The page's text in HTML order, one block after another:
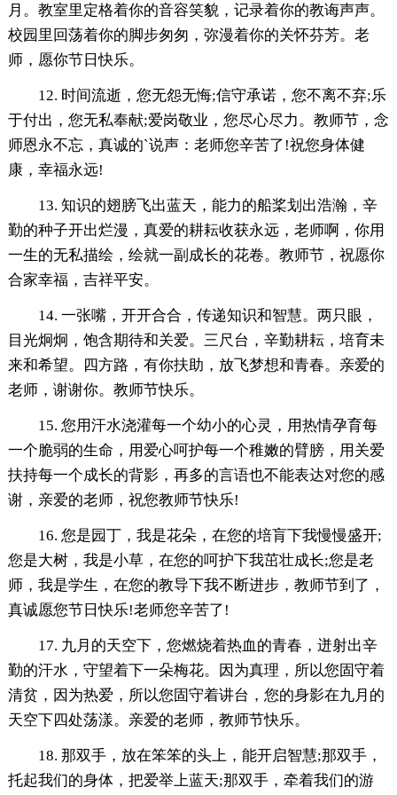
月。教室里定格着你的音容笑貌，记录着你的教诲声声。
校园里回荡着你的脚步匆匆，弥漫着你的关怀芬芳。老
师，愿你节日快乐。
12. 时间流逝，您无怨无悔;信守承诺，您不离不弃;乐
于付出，您无私奉献;爱岗敬业，您尽心尽力。教师节，念
师恩永不忘，真诚的`说声：老师您辛苦了!祝您身体健
康，幸福永远!
13. 知识的翅膀飞出蓝天，能力的船桨划出浩瀚，辛
勤的种子开出烂漫，真爱的耕耘收获永远，老师啊，你用
一生的无私描绘，绘就一副成长的花卷。教师节，祝愿你
合家幸福，吉祥平安。
14. 一张嘴，开开合合，传递知识和智慧。两只眼，
目光炯炯，饱含期待和关爱。三尺台，辛勤耕耘，培育未
来和希望。四方路，有你扶助，放飞梦想和青春。亲爱的
老师，谢谢你。教师节快乐。
15. 您用汗水浇灌每一个幼小的心灵，用热情孕育每
一个脆弱的生命，用爱心呵护每一个稚嫩的臂膀，用关爱
扶持每一个成长的背影，再多的言语也不能表达对您的感
谢，亲爱的老师，祝您教师节快乐!
16. 您是园丁，我是花朵，在您的培肓下我慢慢盛开;
您是大树，我是小草，在您的呵护下我茁壮成长;您是老
师，我是学生，在您的教导下我不断进步，教师节到了，
真诚愿您节日快乐!老师您辛苦了!
17. 九月的天空下，您燃烧着热血的青春，迸射出辛
勤的汗水，守望着下一朵梅花。因为真理，所以您固守着
清贫，因为热爱，所以您固守着讲台，您的身影在九月的
天空下四处荡漾。亲爱的老师，教师节快乐。
18. 那双手，放在笨笨的头上，能开启智慧;那双手，
托起我们的身体，把爱举上蓝天;那双手，牵着我们的游